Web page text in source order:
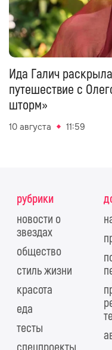
Ида Галич
путешествие с
шторм»
10 августа 11:59
рубрики
новости о
звездах
общество
стиль жизни
красота
еда
тесты